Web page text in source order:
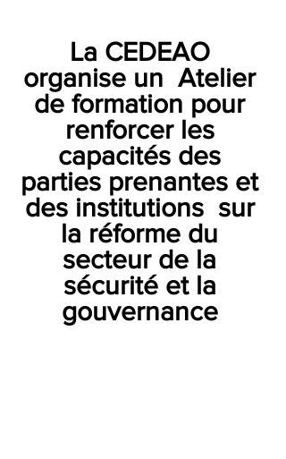
La CEDEAO
organise un  Atelier
de formation pour
renforcer les
capacités des
parties prenantes et
des institutions sur
la réforme du
secteur de la
sécurité et la
gouvernance